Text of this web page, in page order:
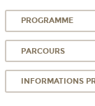
PROGRAMME
PARCOURS
INFORMATIONS